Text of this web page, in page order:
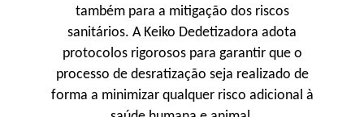
também para a mitigação dos riscos
sanitários. A Keiko Dedetizadora adota
protocolos rigorosos para garantir que o
processo de desratização seja realizado de
forma a minimizar qualquer risco adicional à